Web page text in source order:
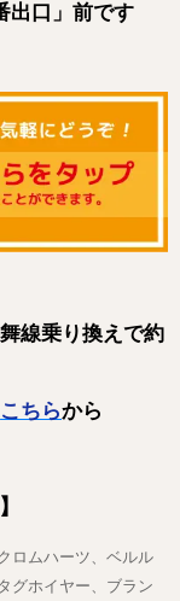
出口」前です
線乗り換えで約
こちらから
ロムハーツ、ベルル
グホイヤー、ブラン